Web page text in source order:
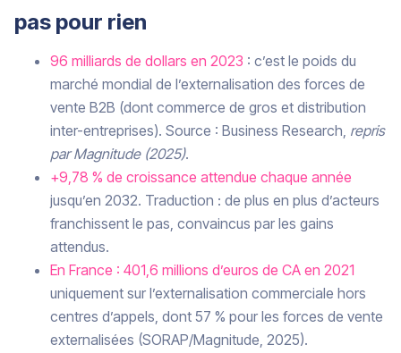
pas pour rien
96 milliards de dollars en 2023 : c’est le poids du
marché mondial de l’externalisation des forces de
vente B2B (dont commerce de gros et distribution
inter-entreprises). Source : Business Research, repris
par Magnitude (2025).
+9,78 % de croissance attendue chaque année
jusqu’en 2032. Traduction : de plus en plus d’acteurs
franchissent le pas, convaincus par les gains
attendus.
En France : 401,6 millions d’euros de CA en 2021
uniquement sur l’externalisation commerciale hors
centres d’appels, dont 57 % pour les forces de vente
externalisées (SORAP/Magnitude, 2025).